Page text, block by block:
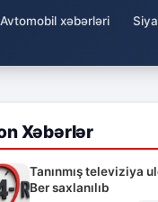
Avtomobil xəbərləri
Xəbərlər
Tanınmış televiziya
Ber saxlanılıb